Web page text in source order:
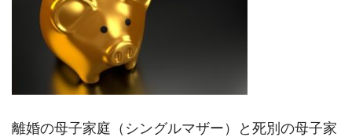
離婚の母子家庭（シングルマザー）と死別の母子家